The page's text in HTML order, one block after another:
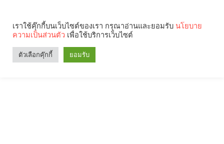
เราใช้คุ๊กกี้บนเว็บไซต์ของเรา กรุณาอ่านและยอมรับ นโยบาย
ความเป็นส่วนตัว เพื่อใช้บริการเว็บไซต์
ตัวเลือกคุ๊กกี้ ยอมรับ